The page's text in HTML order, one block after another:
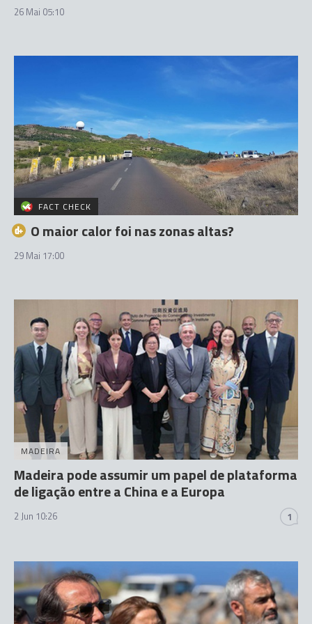
26 Mai 05:10
FACT CHECK
O maior calor foi nas zonas altas?
29 Mai 17:00
MADEIRA
Madeira pode assumir um papel de plataforma
de ligação entre a China e a Europa
2 Jun 10:26 1